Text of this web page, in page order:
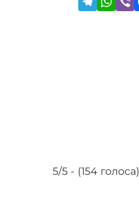
5/5 - (154 голоса)